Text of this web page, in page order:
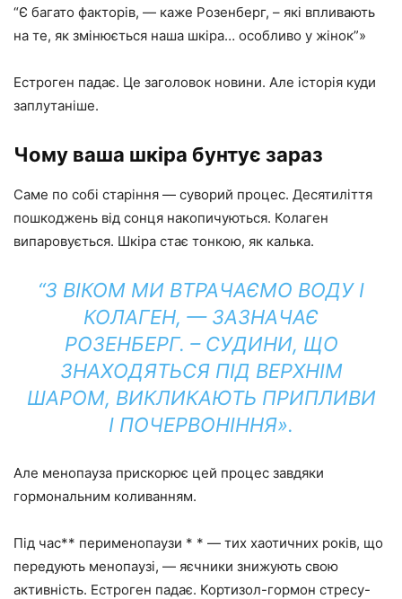
“Є багато факторів, — каже Розенберг, – які впливають
на те, як змінюється наша шкіра… особливо у жінок”»
Естроген падає. Це заголовок новини. Але історія куди
заплутаніше.
Чому ваша шкіра бунтує зараз
Саме по собі старіння — суворий процес. Десятиліття
пошкоджень від сонця накопичуються. Колаген
випаровується. Шкіра стає тонкою, як калька.
“З ВІКОМ МИ ВТРАЧАЄМО ВОДУ І
КОЛАГЕН, — ЗАЗНАЧАЄ
РОЗЕНБЕРГ. – СУДИНИ, ЩО
ЗНАХОДЯТЬСЯ ПІД ВЕРХНІМ
ШАРОМ, ВИКЛИКАЮТЬ ПРИПЛИВИ
І ПОЧЕРВОНІННЯ».
Але менопауза прискорює цей процес завдяки
гормональним коливанням.
Під час** перименопаузи * * — тих хаотичних років, що
передують менопаузі, — яєчники знижують свою
активність. Естроген падає. Кортизол-гормон стресу-